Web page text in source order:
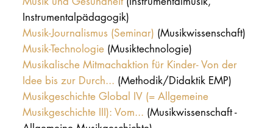
Instrumentalpädagogik)
Musik-Journalismus (Seminar) (Musikwissenschaft)
Musik-Technologie (Musiktechnologie)
Musikalische Mitmachaktion für Kinder- Von der
Idee bis zur Durch... (Methodik/Didaktik EMP)
Musikgeschichte Global IV (= Allgemeine
Musikgeschichte III): Vom... (Musikwissenschaft -